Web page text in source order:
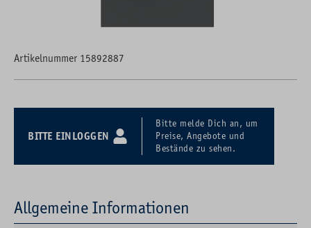
Artikelnummer 15892887
BITTE EINLOGGEN
Bitte melde Dich an, um
Preise, Angebote und
Bestände zu sehen.
Allgemeine Informationen